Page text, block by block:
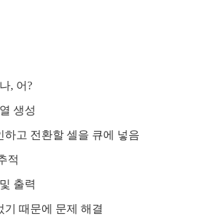
, 어?
생성
하고 전환할 셀을 큐에 넣음
적
출력
기 때문에 문제 해결